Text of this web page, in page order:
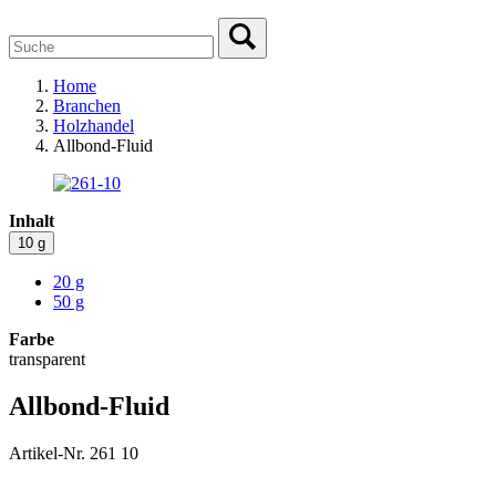
Home
Branchen
Holzhandel
Allbond-Fluid
Inhalt
10 g
20 g
50 g
Farbe
transparent
Allbond-Fluid
Artikel-Nr. 261 10